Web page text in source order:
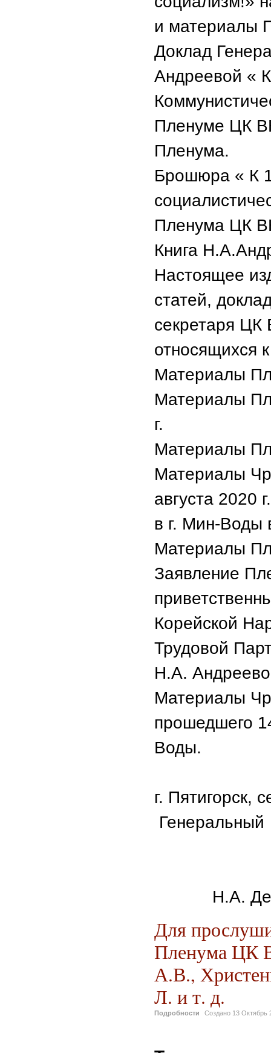
и материалы
Доклад
Андреевой «
Пленуме ЦК
Пленума.
Брошюра « К
Пленума ЦК
Книга
Настоящее
статей,
секретаря
относящихся
Материалы
Материалы
г.
Материалы
Материалы
августа 2020
в г. Мин-Воды
Материалы
Заявление
Корейской
Трудовой
Н.А.
Материалы
прошедшего
Воды.
г.
Н.А.
Для
Пленума ЦК
А.В.,
Л. и т. д.
Подробности Создано 13 Октябрь